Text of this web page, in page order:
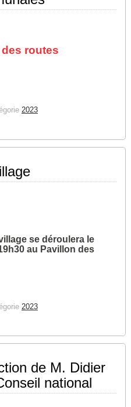
routes
2023
se déroulera le
au Pavillon des
2023
de M. Didier
national